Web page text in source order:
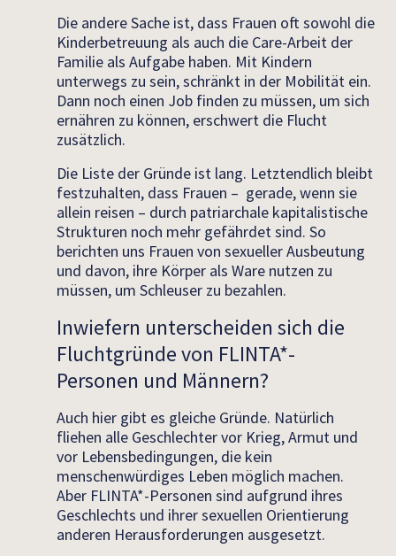
Die andere Sache ist, dass Frauen oft sowohl die
Kinderbetreuung als auch die Care-Arbeit der
Familie als Aufgabe haben. Mit Kindern
unterwegs zu sein, schränkt in der Mobilität ein.
Dann noch einen Job finden zu müssen, um sich
ernähren zu können, erschwert die Flucht
zusätzlich.
Die Liste der Gründe ist lang. Letztendlich bleibt
festzuhalten, dass Frauen – gerade, wenn sie
allein reisen – durch patriarchale kapitalistische
Strukturen noch mehr gefährdet sind. So
berichten uns Frauen von sexueller Ausbeutung
und davon, ihre Körper als Ware nutzen zu
müssen, um Schleuser zu bezahlen.
Inwiefern unterscheiden sich die
Fluchtgründe von FLINTA*-
Personen und Männern?
Auch hier gibt es gleiche Gründe. Natürlich
fliehen alle Geschlechter vor Krieg, Armut und
vor Lebensbedingungen, die kein
menschenwürdiges Leben möglich machen.
Aber FLINTA*-Personen sind aufgrund ihres
Geschlechts und ihrer sexuellen Orientierung
anderen Herausforderungen ausgesetzt.